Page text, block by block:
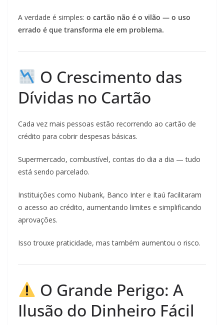
A verdade é simples: o cartão não é o vilão — o uso
errado é que transforma ele em problema.
O Crescimento das
Dívidas no Cartão
Cada vez mais pessoas estão recorrendo ao cartão de
crédito para cobrir despesas básicas.
Supermercado, combustível, contas do dia a dia — tudo
está sendo parcelado.
Instituições como Nubank, Banco Inter e Itaú facilitaram
o acesso ao crédito, aumentando limites e simplificando
aprovações.
Isso trouxe praticidade, mas também aumentou o risco.
O Grande Perigo: A
Ilusão do Dinheiro Fácil